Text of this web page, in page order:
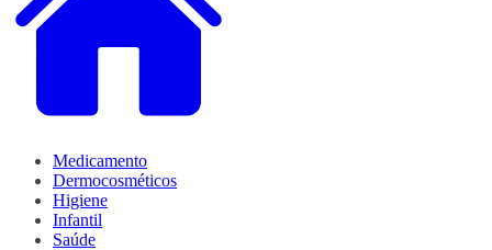
Medicamento
Dermocosméticos
Higiene
Infantil
Saúde